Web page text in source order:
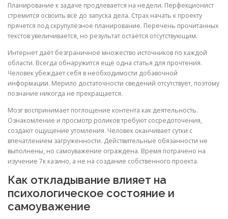
Планирование к задаче продлевается на недели. Перфекционист
стремится освоить всё до запуска дела. Страх начать к проекту
прячется под скрупулёзное планирование. Перечень прочитанных
текстов увеличивается, но результат остаётся отсутствующим.
Интернет даёт безграничное множество источников по каждой
области. Всегда обнаружится ещё одна статья для прочтения.
Человек убеждает себя в необходимости добавочной
информации. Мерило достаточности сведений отсутствует, поэтому
познание никогда не прекращается.
Мозг воспринимает поглощение контента как деятельность.
Ознакомление и просмотр роликов требуют сосредоточения,
создают ощущение утомления. Человек оканчивает сутки с
впечатлением загруженности. Действительные обязанности не
выполнены, но самоуважение ограждена. Время потрачено на
изучение 7к казино, а не на создание собственного проекта.
Как откладывание влияет на
психологическое состояние и
самоуважение